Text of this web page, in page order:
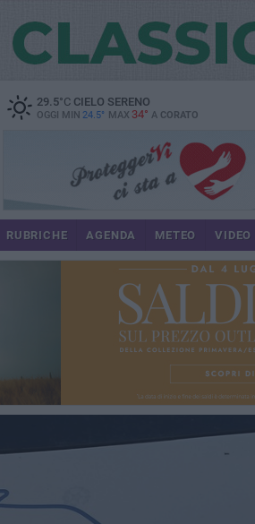
29.5°CCIELO SERENO
OGGI MIN 24.5° MAX 34° A CORATO
RUBRICHE AGENDA METEO VIDEO